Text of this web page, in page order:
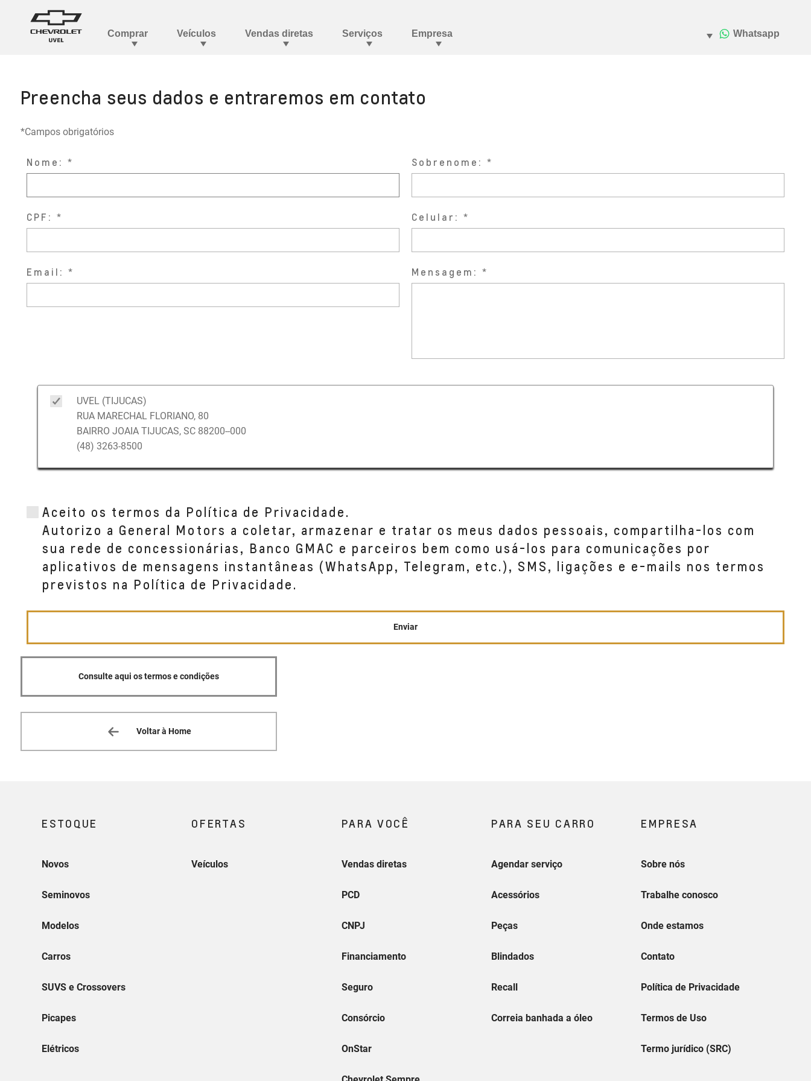
Preencha seus dados e entraremos em contato
*Campos obrigatórios
Nome: Sobrenome:
CPF: Celular:
Email: Mensagem:
UVEL (TIJUCAS)
RUA MARECHAL FLORIANO, 80
BAIRRO JOAIA TIJUCAS, SC 88200--000
(48) 3263-8500
Aceito os termos da Política de Privacidade.
Autorizo a General Motors a coletar, armazenar e tratar os meus dados pessoais, compartilha-los com
sua rede de concessionárias, Banco GMAC e parceiros bem como usá-los para comunicações por
aplicativos de mensagens instantâneas (WhatsApp, Telegram, etc.), SMS, ligações e e-mails nos termos
previstos na Política de Privacidade.
Enviar
Consulte aqui os termos e condições
Voltar à Home